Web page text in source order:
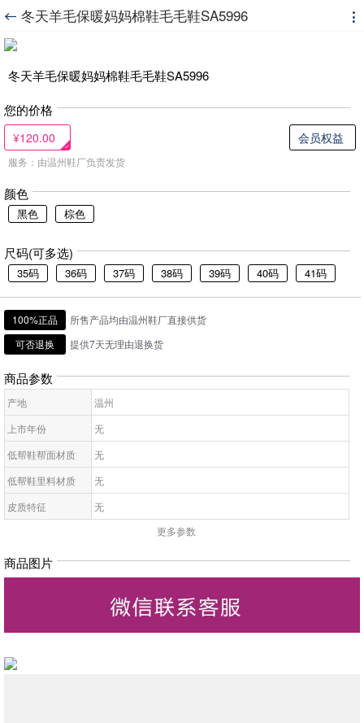
 冬天羊毛保暖妈妈棉鞋毛毛鞋SA5996 
冬天羊毛保暖妈妈棉鞋毛毛鞋SA5996
您的价格
¥120.00 会员权益
服务：由温州鞋厂负责发货
颜色
黑色 棕色
尺码(可多选)
35码 36码 37码 38码 39码 40码 41码
100%正品
所售产品均由温州鞋厂直接供货
可否退换
提供7天无理由退换货
商品参数
产地
温州
上市年份
无
低帮鞋帮面材质
无
低帮鞋里料材质
无
皮质特征
无
低帮鞋开口深度
无
低帮鞋跟款式
无
低帮鞋闭合方式
更多参数
商品图片